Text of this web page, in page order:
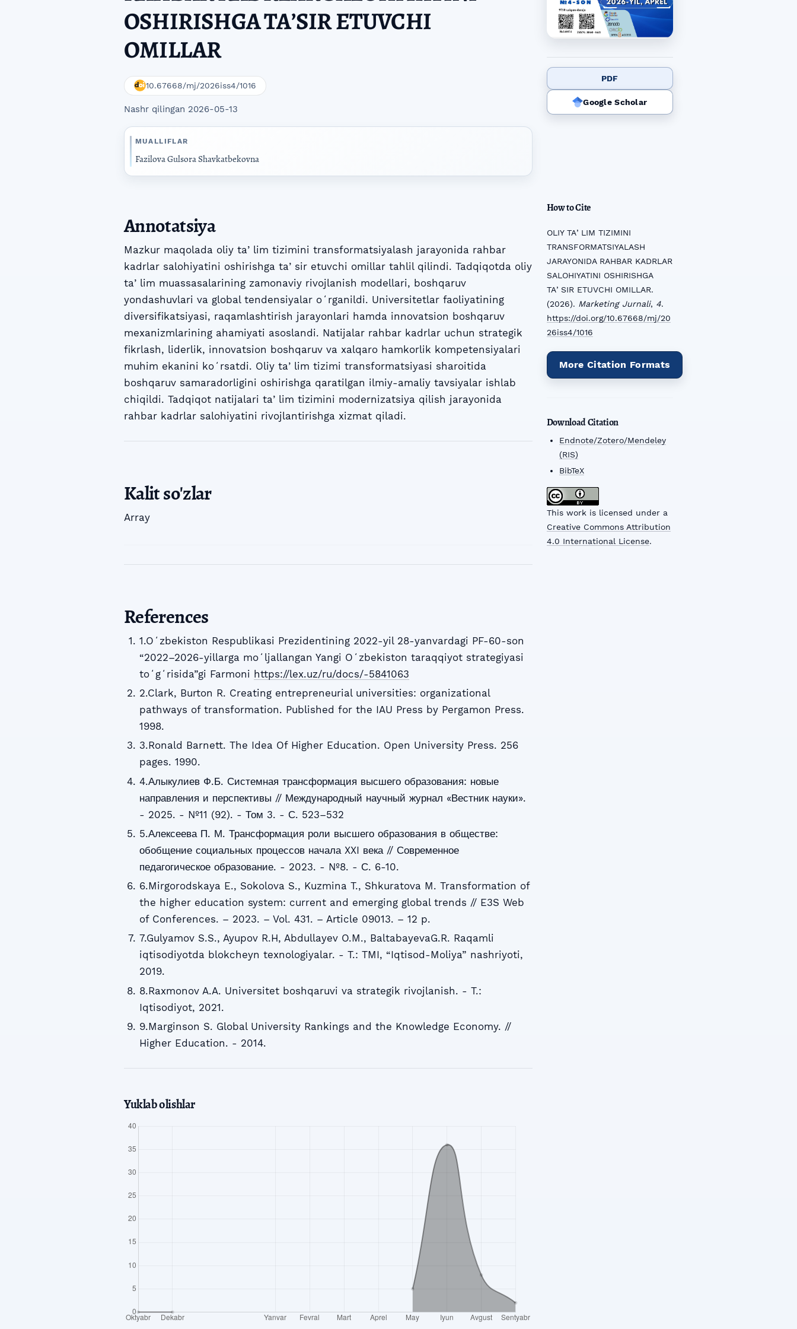
OSHIRISHGA TAʼSIR ETUVCHI
OMILLAR
10.67668/mj/2026iss4/1016
Nashr qilingan 2026-05-13
MUALLIFLAR
Fazilova Gulsora Shavkatbekovna
PDF
Google Scholar
How to Cite
OLIY TAʼLIM TIZIMINI
TRANSFORMATSIYALASH
JARAYONIDA RAHBAR KADRLAR
SALOHIYATINI OSHIRISHGA
TAʼSIR ETUVCHI OMILLAR.
(2026). Marketing Jurnali, 4.
https://doi.org/10.67668/mj/20
26iss4/1016
More Citation Formats
Download Citation
Endnote/Zotero/Mendeley
(RIS)
BibTeX
This work is licensed under a
Creative Commons Attribution
4.0 International License.
Annotatsiya
Mazkur maqolada oliy taʼlim tizimini transformatsiyalash jarayonida rahbar
kadrlar salohiyatini oshirishga taʼsir etuvchi omillar tahlil qilindi. Tadqiqotda oliy
taʼlim muassasalarining zamonaviy rivojlanish modellari, boshqaruv
yondashuvlari va global tendensiyalar oʻrganildi. Universitetlar faoliyatining
diversifikatsiyasi, raqamlashtirish jarayonlari hamda innovatsion boshqaruv
mexanizmlarining ahamiyati asoslandi. Natijalar rahbar kadrlar uchun strategik
fikrlash, liderlik, innovatsion boshqaruv va xalqaro hamkorlik kompetensiyalari
muhim ekanini koʻrsatdi. Oliy taʼlim tizimi transformatsiyasi sharoitida
boshqaruv samaradorligini oshirishga qaratilgan ilmiy-amaliy tavsiyalar ishlab
chiqildi. Tadqiqot natijalari taʼlim tizimini modernizatsiya qilish jarayonida
rahbar kadrlar salohiyatini rivojlantirishga xizmat qiladi.
Kalit so'zlar
Array
References
1.Oʻzbekiston Respublikasi Prezidentining 2022-yil 28-yanvardagi PF-60-son
“2022–2026-yillarga moʻljallangan Yangi Oʻzbekiston taraqqiyot strategiyasi
toʻgʻrisida”gi Farmoni https://lex.uz/ru/docs/-5841063
2.Clark, Burton R. Creating entrepreneurial universities: organizational
pathways of transformation. Published for the IAU Press by Pergamon Press.
1998.
3.Ronald Barnett. The Idea Of Higher Education. Open University Press. 256
pages. 1990.
4.Алыкулиев Ф.Б. Системная трансформация высшего образования: новые
направления и перспективы // Международный научный журнал «Вестник науки».
- 2025. - №11 (92). - Том 3. - С. 523–532
5.Алексеева П. М. Трансформация роли высшего образования в обществе:
обобщение социальных процессов начала XXI века // Современное
педагогическое образование. - 2023. - №8. - С. 6-10.
6.Mirgorodskaya E., Sokolova S., Kuzmina T., Shkuratova M. Transformation of
the higher education system: current and emerging global trends // E3S Web
of Conferences. – 2023. – Vol. 431. – Article 09013. – 12 p.
7.Gulyamov S.S., Ayupov R.H, Abdullayev O.M., BaltabayevaG.R. Raqamli
iqtisodiyotda blokcheyn texnologiyalar. - T.: TMI, “Iqtisod-Moliya” nashriyoti,
2019.
8.Raxmonov A.A. Universitet boshqaruvi va strategik rivojlanish. - T.:
Iqtisodiyot, 2021.
9.Marginson S. Global University Rankings and the Knowledge Economy. //
Higher Education. - 2014.
Yuklab olishlar